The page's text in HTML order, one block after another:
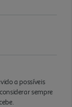
a possíveis
sempre